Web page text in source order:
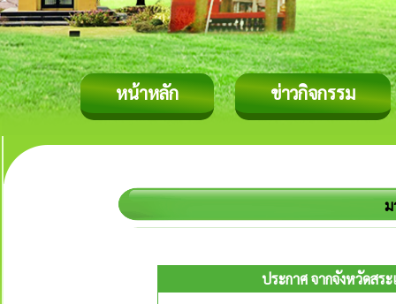
หน้าหลัก ข่าวกิจกรรม
ม
ประกาศ จากจังหวัดสร